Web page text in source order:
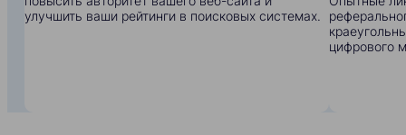
улучшить ваши рейтинги в поисковых системах.
цифрового